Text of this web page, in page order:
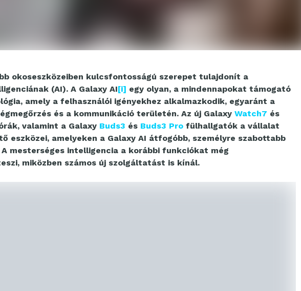
okoseszközeiben kulcsfontosságú szerepet tulajdonít a
(AI). A Galaxy AI[i] egy olyan, a mindennapokat támogató
amely a felhasználói igényekhez alkalmazkodik, egyaránt a
és a kommunikáció területén. Az új Galaxy Watch7 és
valamint a Galaxy Buds3 és Buds3 Pro fülhallgatók a vállalat
eszközei, amelyeken a Galaxy AI átfogóbb, személyre szabottabb
mesterséges intelligencia a korábbi funkciókat még
miközben számos új szolgáltatást is kínál.